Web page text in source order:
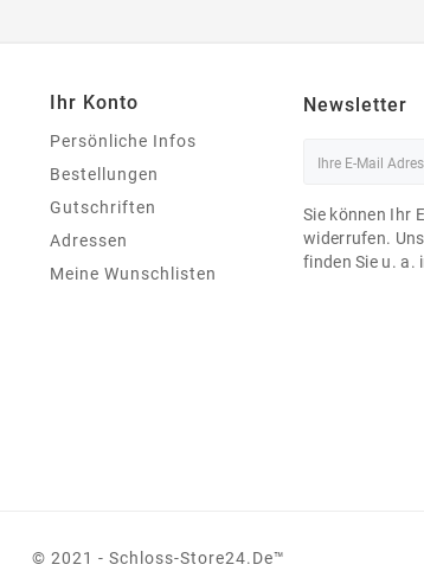
Ihr Konto
Persönliche Infos
Bestellungen
Gutschriften
Adressen
Meine Wunschlisten
Newsletter
Sie können Ihr
widerrufen.
finden Sie u. a.
© 2021 - Schloss-Store24.de™